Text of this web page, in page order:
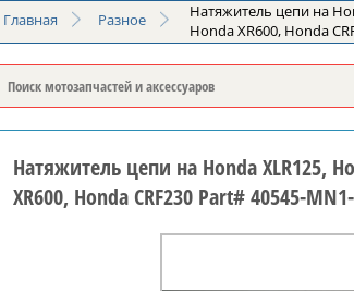
Главная Разное
Натяжитель цепи на
Honda XR600, Honda
Натяжитель цепи на Honda XLR125,
XR600, Honda CRF230 Part# 40545-